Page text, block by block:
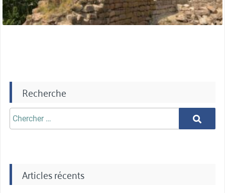
Recherche
Chercher
aprè:
Chercher
Articles récents